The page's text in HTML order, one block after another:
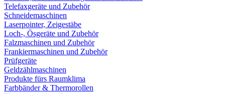
Telefaxgeräte und Zubehör
Schneidemaschinen
Laserpointer, Zeigestäbe
Loch-, Ösgeräte und Zubehör
Falzmaschinen und Zubehör
Frankiermaschinen und Zubehör
Prüfgeräte
Geldzählmaschinen
Produkte fürs Raumklima
Farbbänder & Thermorollen